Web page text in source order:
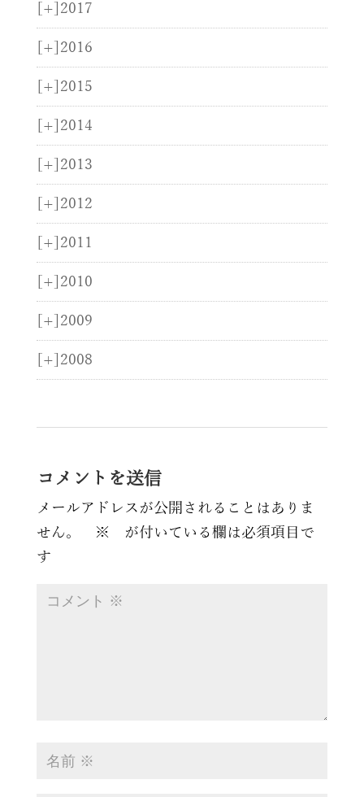
[+] 2017
[+] 2016
[+] 2015
[+] 2014
[+] 2013
[+] 2012
[+] 2011
[+] 2010
[+] 2009
[+] 2008
コメントを送信
メールアドレスが公開されることはありま
せん。
※ が付いている欄は必須項目で
す